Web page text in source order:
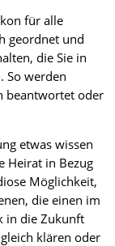
für alle
geordnet und
die Sie in
So werden
beantwortet oder
etwas wissen
Heirat in Bezug
Möglichkeit,
die einen im
in die Zukunft
gleich klären oder